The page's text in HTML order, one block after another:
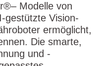
Modelle von
gestützte Vision-
ermöglicht,
Die smarte,
und -